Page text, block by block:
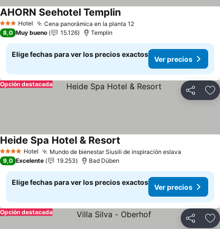
3 Estrellas
Hotel Cena panorámica en la planta 12Ver precios
AHORN Seehotel TemplinVer precios
8,0 Muy bueno 15.126 Templin
Elige fechas para ver los precios exactos
Ver precios
Compartir
Opción destacada
4 EstrellasHotel Mundo de bienestar Siusili de inspiración eslava
Heide Spa Hotel & Resort
9,0 Excelente 19.253 Bad Düben
Elige fechas para ver los precios exactos
Ver precios
Compartir
Opción destacada